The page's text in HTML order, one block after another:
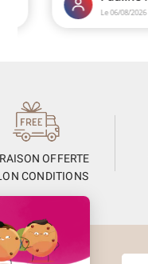
OFFERTE
CONDITIONS